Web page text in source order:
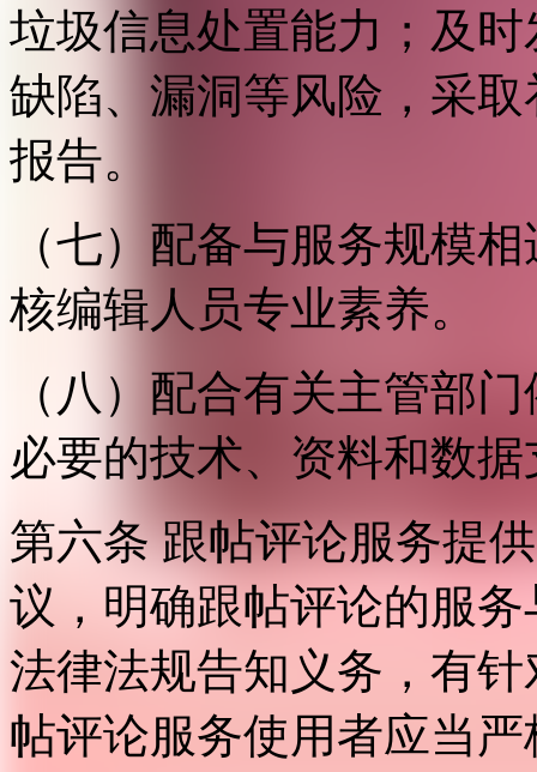
垃圾信息处置能力；及
缺陷、漏洞等风险，采
报告。
（七）配备与服务规模
核编辑人员专业素养。
（八）配合有关主管部
必要的技术、资料和数
第六条 跟帖评论服务提
议，明确跟帖评论的服
法律法规告知义务，有
帖评论服务使用者应当